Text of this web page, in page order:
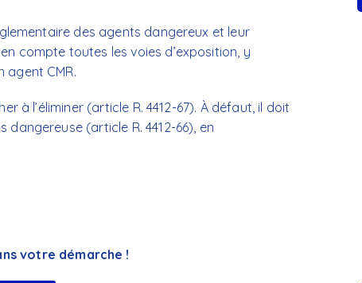
des agents dangereux et leur
compte toutes les voies d’exposition, y
CMR.
à l’éliminer (article R. 4412-67). À défaut, il doit
(article R. 4412-66), en
votre démarche !